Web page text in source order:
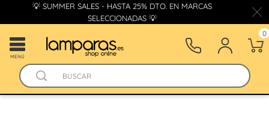
💡 SUMMER SALES - HASTA 25% DTO. EN MARCAS
SELECCIONADAS 💡
MENÚ
0